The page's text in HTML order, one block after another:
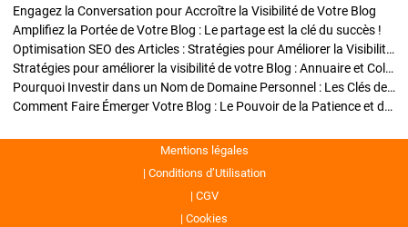
Engagez la Conversation pour Accroître la Visibilité de Votre Blog
Amplifiez la Portée de Votre Blog : Le partage est la clé du succès !
Optimisation SEO des Articles : Stratégies pour Améliorer la Visibilité de Votre Blog
Stratégies pour améliorer la visibilité de votre Blog : Annuaire et Collaborations
Pourquoi Investir dans un Nom de Domaine Personnel : Les Clés de la Réussite de Votre Blog
Comment Faire Émerger Votre Blog : Le Pouvoir de la Patience et de la Persévérance
Mentions légales
Conditions d’Utilisation
CGV
Cookies